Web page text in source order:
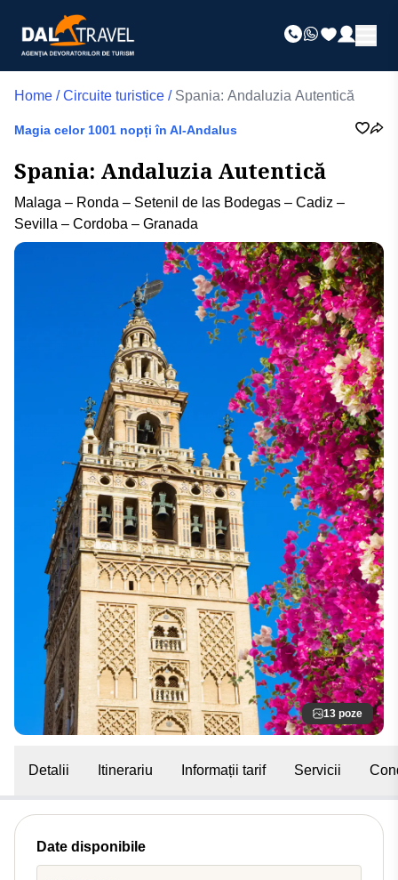
Home / Circuite turistice / Spania: Andaluzia Autentică
Magia celor 1001 nopți în Al-Andalus
Spania: Andaluzia Autentică
Malaga – Ronda – Setenil de las Bodegas – Cadiz –
Sevilla – Cordoba – Granada
13 poze
Detalii Itinerariu Informații tarif Servicii
Date disponibile